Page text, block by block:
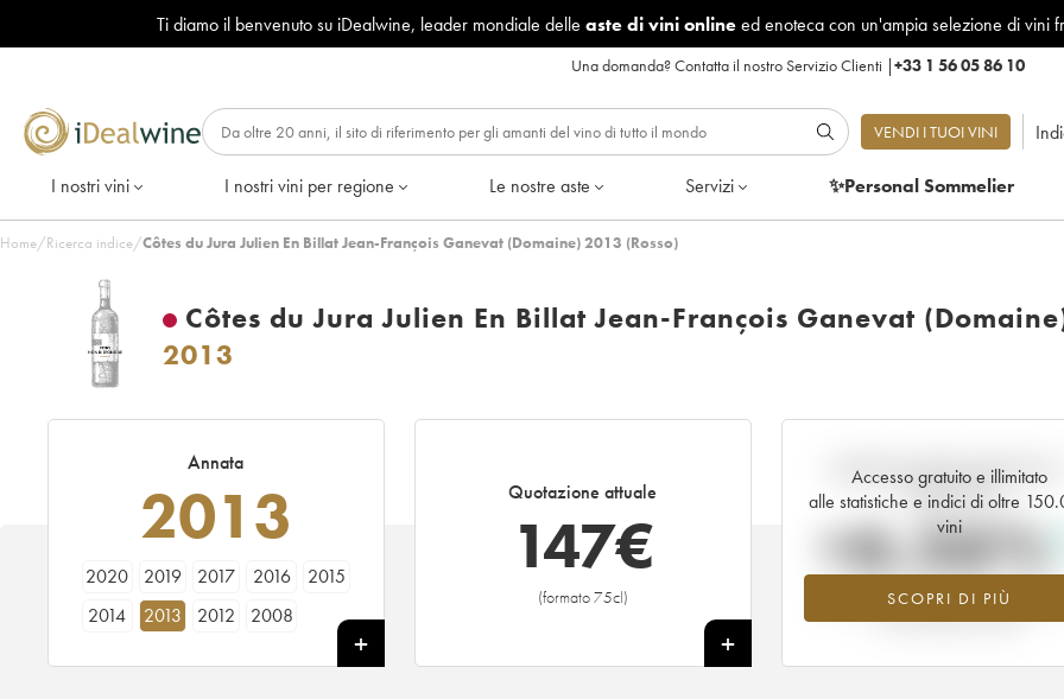
Ti diamo il benvenuto su iDealwine, leader mondiale delle aste di vini onlineed enoteca con un'ampia selezione di vini
Una domanda?Contatta il nostro Servizio Clienti |+33 1 56 05 86 10
VENDI I TUOI VINI
I nostri vini I nostri vini per regione Le nostre aste Servizi ✨Personal Sommelier
Home/Ricerca indice/Côtes du Jura Julien En Billat Jean-François Ganevat (Domaine) 2013 (Rosso)
Côtes du Jura Julien En Billat Jean-François Ganevat
2013
Annata
2013
2020 2019 2017 2016
2015
2014
2013 2012 2008
Quotazione attuale
147€
(formato 75cl)
+
Accesso gratuito e illimitato
alle statistiche e indici di oltre
vini
SCOPRI DI PIÙ
Andamento della quotazione
tempo reale
+6.56%
Valore in aumento per l'annata 2013
2026 rispetto al 2025